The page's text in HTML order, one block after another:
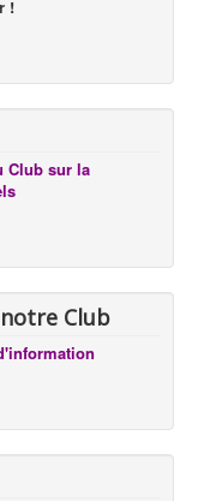
!
Club sur la
Club